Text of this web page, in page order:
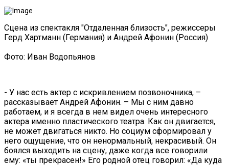
Сцена из спектакля "Отдаленная близость", режиссеры
Герд Хартманн (Германия) и Андрей Афонин (Россия)
Фото: Иван Водопьянов
- У нас есть актер с искривлением позвоночника, –
рассказывает Андрей Афонин. – Мы с ним давно
работаем, и я всегда в нем видел очень интересного
актера именно пластического театра. Как он двигается,
не может двигаться никто. Но социум сформировал у
него ощущение, что он ненормальный, некрасивый. Он
боялся выходить на сцену, даже когда все говорили
ему: «ты прекрасен!» Его родной отец говорил: «Да куда